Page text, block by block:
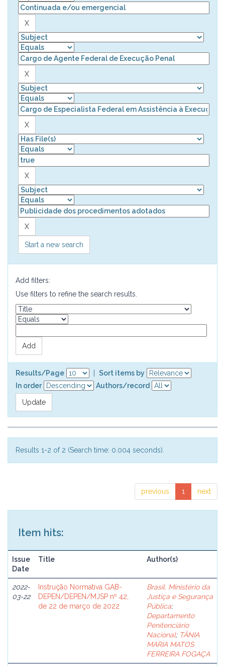
Start a new search
Add filters:
Use filters to refine the search results.
Results/Page
Sort items by
In order
Authors/record
Results 1-2 of 2 (Search time: 0.004 seconds).
previous 1 next
Item hits:
Issue
Date
Title Author(s)
2022-
03-22
Instrução Normativa GAB-
DEPEN/DEPEN/MJSP nº 42,
de 22 de março de 2022
Brasil. Ministério da
Justiça e Segurança
Pública;
Departamento
Penitenciário
Nacional; TÂNIA
MARIA MATOS
FERREIRA FOGAÇA